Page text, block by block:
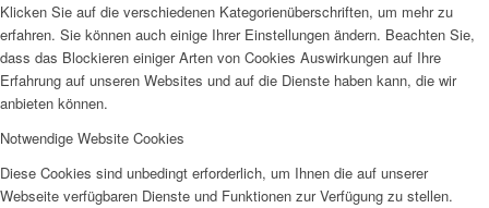
Klicken Sie auf die verschiedenen Kategorienüberschriften, um mehr zu
erfahren. Sie können auch einige Ihrer Einstellungen ändern. Beachten Sie,
dass das Blockieren einiger Arten von Cookies Auswirkungen auf Ihre
Erfahrung auf unseren Websites und auf die Dienste haben kann, die wir
anbieten können.
Notwendige Website Cookies
Diese Cookies sind unbedingt erforderlich, um Ihnen die auf unserer
Webseite verfügbaren Dienste und Funktionen zur Verfügung zu stellen.